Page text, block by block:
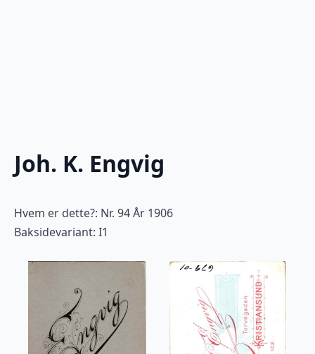
Joh. K. Engvig
Hvem er dette?: Nr. 94 År 1906
Baksidevariant: I1